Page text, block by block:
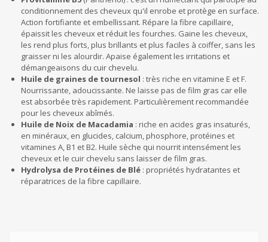
conditionnement des cheveux qu'il enrobe et protège en surface.
Action fortifiante et embellissant. Répare la fibre capillaire,
épaissit les cheveux et réduit les fourches. Gaine les cheveux,
les rend plus forts, plus brillants et plus faciles à coiffer, sans les
graisser ni les alourdir. Apaise également les irritations et
démangeaisons du cuir chevelu.
Huile de graines de tournesol : très riche en vitamine E et F.
Nourrissante, adoucissante. Ne laisse pas de film gras car elle
est absorbée très rapidement. Particulièrement recommandée
pour les cheveux abîmés.
Huile de Noix de Macadamia : riche en acides gras insaturés,
en minéraux, en glucides, calcium, phosphore, protéines et
vitamines A, B1 et B2. Huile sèche qui nourrit intensément les
cheveux et le cuir chevelu sans laisser de film gras.
Hydrolysa de Protéines de Blé : propriétés hydratantes et
réparatrices de la fibre capillaire.